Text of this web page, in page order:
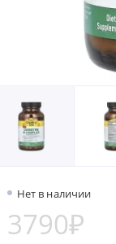
Нет в наличии
3790₽